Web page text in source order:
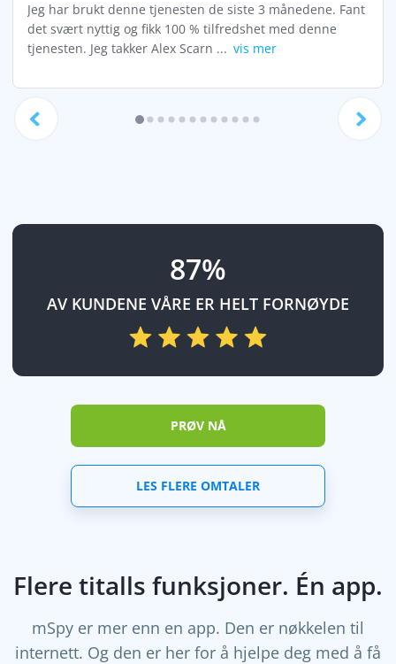
Jeg har brukt denne tjenesten de siste 3 månedene. Fant
det svært nyttig og fikk 100 % tilfredshet med denne
tjenesten. Jeg takker Alex Scarn ... vis mer
87%
AV KUNDENE VÅRE ER HELT FORNØYDE
PRØV NÅ
LES FLERE OMTALER
Flere titalls funksjoner. Én app.
mSpy er mer enn en app. Den er nøkkelen til
internett. Og den er her for å hjelpe deg med å få